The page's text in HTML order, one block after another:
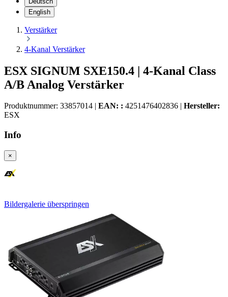
English
Verstärker
4-Kanal Verstärker
ESX SIGNUM SXE150.4 | 4-Kanal Class
A/B Analog Verstärker
Produktnummer: 33857014 EAN: : 4251476402836
Hersteller:
ESX
Info
×
Bildergalerie überspringen